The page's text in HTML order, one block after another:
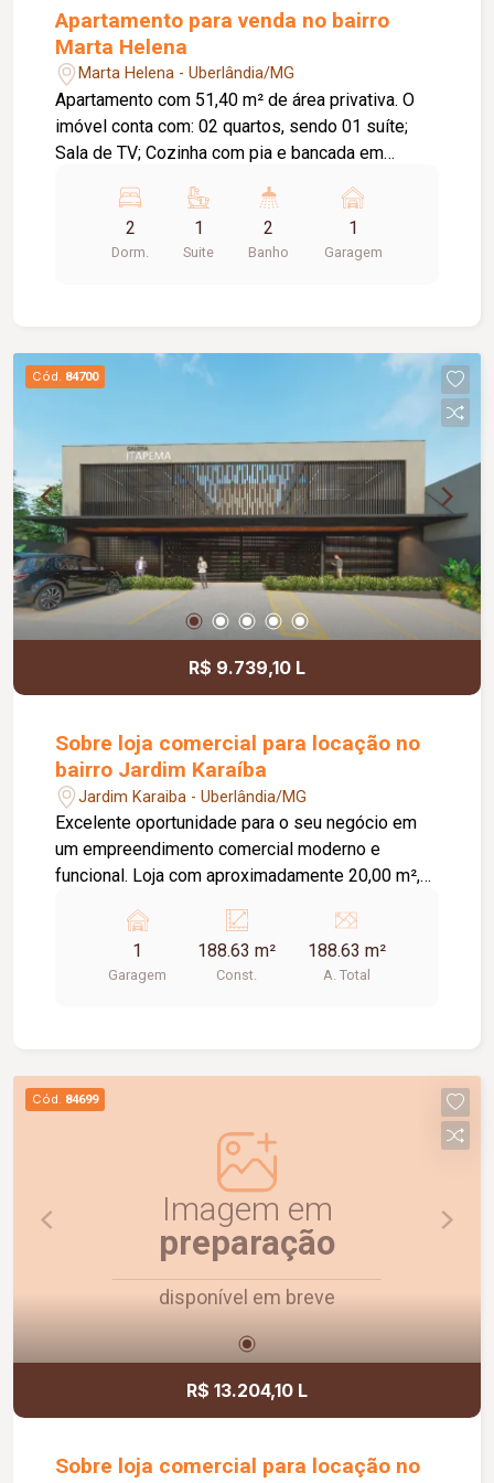
Apartamento para venda no bairro
Marta Helena
Marta Helena - Uberlândia/MG
Apartamento com 51,40 m² de área privativa. O
imóvel conta com: 02 quartos, sendo 01 suíte;
Sala de TV; Cozinha com pia e bancada em
descoberta; O condomínio oferece: Elevador;
Bicicletário; Brinquedoteca; Espaço gourmet;
Salão de jogos; Diferenciais: Apartamento novo,
2
Dorm.
1
Suite
2
Banho
1
Garagem
Cód. 84700
R$ 9.739,10 L
Sobre loja comercial para locação no
bairro Jardim Karaíba
Jardim Karaiba - Uberlândia/MG
Excelente oportunidade para o seu negócio em
um empreendimento comercial moderno e
funcional. Loja com aproximadamente 20,00 m²,
espaço prático, bem estruturado e pronto para
receber clientes. O empreendimento oferece uma
completa infraestrutura compartilhada, contando
comodidade e autonomia para as operações do
dia a dia. Conta ainda com estacionamento
rotativo para aproximadamente 05 veículos e 05
motocicletas, área ajardinada e uma excelente
vista, criando um ambiente agradável para
clientes e colaboradores. Um espaço estratégico,
confortável e preparado para impulsionar o
1
Garagem
188.63 m²
Const.
188.63 m²
A. Total
Cód. 84699
Imagem em
preparação
disponível em breve
R$ 13.204,10 L
Sobre loja comercial para locação no